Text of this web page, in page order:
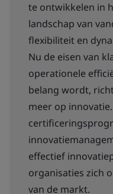
te ontwikkelen in
landschap van
flexibiliteit en
Nu de eisen van
operationele
belang wordt,
meer op
effectief
organisaties zich
van de markt.